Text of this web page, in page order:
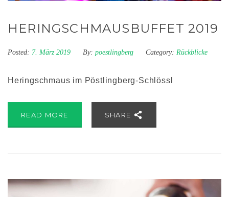
HERINGSCHMAUSBUFFET 2019
Posted: 7. März 2019 By: poestlingberg Category: Rückblicke
Heringschmaus im Pöstlingberg-Schlössl
READ MORE SHARE